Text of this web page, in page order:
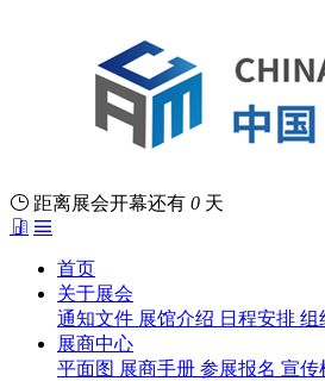
距离展会开幕还有 0 天
首页
关于展会
通知文件 展馆介绍 日程安排 组
展商中心
平面图 展商手册 参展报名 宣传